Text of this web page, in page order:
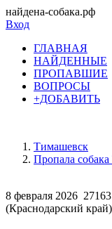
найдена-собака.рф
Вход
ГЛАВНАЯ
НАЙДЕННЫЕ
ПРОПАВШИЕ
ВОПРОСЫ
+ДОБАВИТЬ
Тимашевск
Пропала
8 февраля 2026 27163
(Краснодарский край)